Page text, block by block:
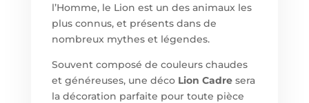
l’Homme, le Lion est un des animaux les
plus connus, et présents dans de
nombreux mythes et légendes.
Souvent composé de couleurs chaudes
et généreuses, une déco Lion Cadre sera
la décoration parfaite pour toute pièce